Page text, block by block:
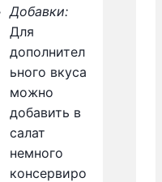
Добавки:
Для
дополнител
ьного вкуса
можно
добавить в
салат
немного
консервиро